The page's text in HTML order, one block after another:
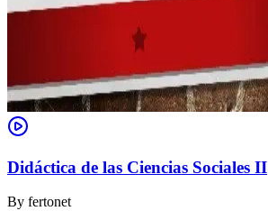
Didáctica de las Ciencias Sociales II
By fertonet